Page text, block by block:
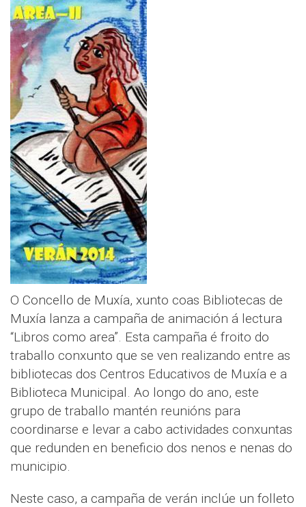
O Concello de Muxía, xunto coas Bibliotecas de
Muxía lanza a campaña de animación á lectura
“Libros como area”. Esta campaña é froito do
traballo conxunto que se ven realizando entre as
bibliotecas dos Centros Educativos de Muxía e a
Biblioteca Municipal. Ao longo do ano, este
grupo de traballo mantén reunións para
coordinarse e levar a cabo actividades conxuntas
que redunden en beneficio dos nenos e nenas do
municipio.
Neste caso, a campaña de verán inclúe un folleto